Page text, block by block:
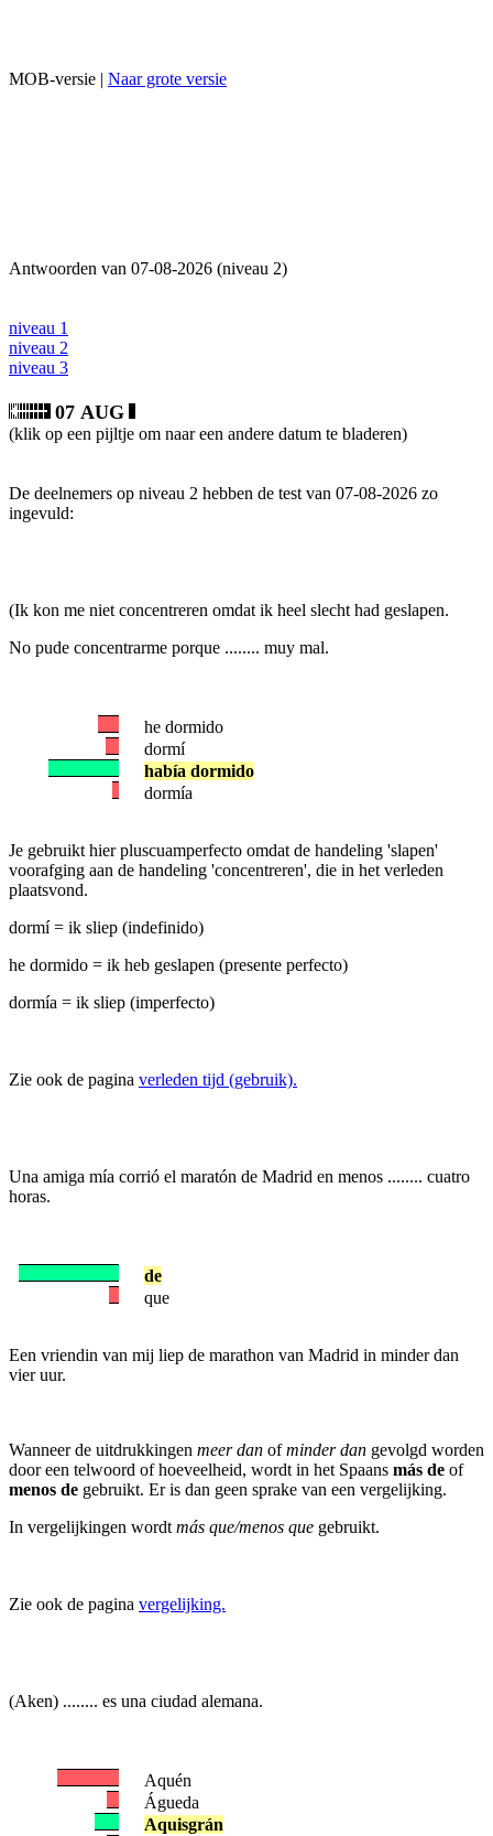
MOB-versie | Naar grote versie
Antwoorden van 07-08-2026 (niveau 2)
niveau 1
niveau 2
niveau 3
07 AUG
(klik op een pijltje om naar een andere datum te bladeren)
De deelnemers op niveau 2 hebben de test van 07-08-2026 zo
ingevuld:
(Ik kon me niet concentreren omdat ik heel slecht had geslapen.
No pude concentrarme porque ........ muy mal.
he dormido
dormí
había dormido
dormía
Je gebruikt hier pluscuamperfecto omdat de handeling 'slapen'
voorafging aan de handeling 'concentreren', die in het verleden
plaatsvond.
dormí = ik sliep (indefinido)
he dormido = ik heb geslapen (presente perfecto)
dormía = ik sliep (imperfecto)
Zie ook de pagina verleden tijd (gebruik).
Una amiga mía corrió el maratón de Madrid en menos ........ cuatro
horas.
de
que
Een vriendin van mij liep de marathon van Madrid in minder dan
vier uur.
Wanneer de uitdrukkingen meer dan ofminder dan gevolgd worden
door een telwoord of hoeveelheid, wordt in het Spaans más de of
menos de gebruikt. Er is dan geen sprake van een vergelijking.
In vergelijkingen wordt más que/menos que gebruikt.
Zie ook de pagina vergelijking.
(Aken) ........ es una ciudad alemana.
Aquén
Águeda
Aquisgrán